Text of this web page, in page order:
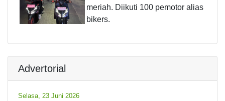
meriah. Diikuti 100 pemotor alias
bikers.
Advertorial
Selasa, 23 Juni 2026